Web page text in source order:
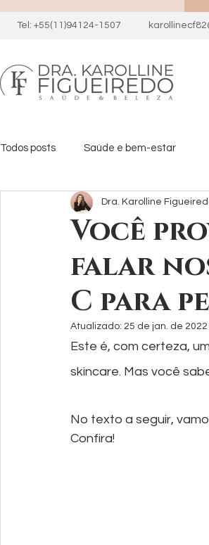
Tel: +55(11)94124-1507
Todos posts Saúde e bem-estar
Você
falar
C para
Dra. Karolline
Atualizado: 25 de jan. de 2022
Este é, com certeza,
skincare. Mas você
No texto a seguir,
Confira!